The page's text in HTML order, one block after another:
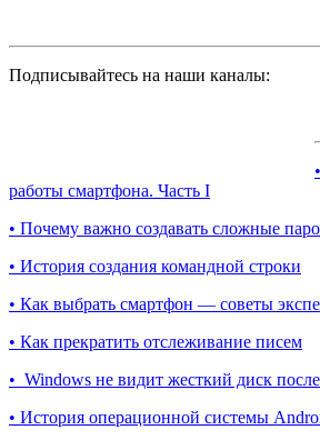
Подписывайтесь на наши каналы:
работы смартфона. Часть I
• Почему важно создавать сложные
• История создания командной строки
• Как выбрать смартфон — советы
• Как прекратить отслеживание писем
• Windows не видит жесткий диск
• История операционной системы